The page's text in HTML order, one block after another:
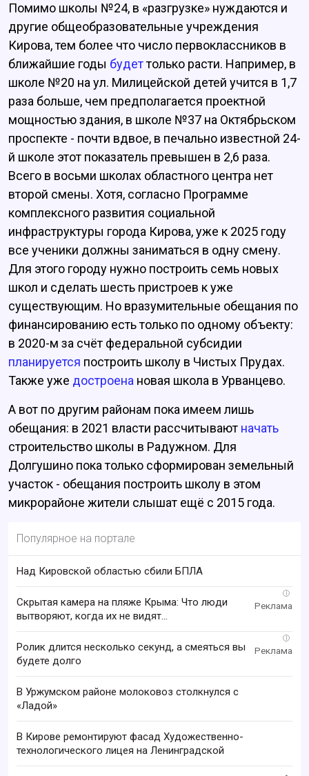
Помимо школы №24, в «разгрузке» нуждаются и
другие общеобразовательные учреждения
Кирова, тем более что число первоклассников в
ближайшие годы будеттолько расти. Например, в
школе №20 на ул. Милицейской детей учится в 1,7
раза больше, чем предполагается проектной
мощностью здания, в школе №37 на Октябрьском
проспекте - почти вдвое, в печально известной 24-
й школе этот показатель превышен в 2,6 раза.
Всего в восьми школах областного центра нет
второй смены. Хотя, согласно Программе
комплексного развития социальной
инфраструктуры города Кирова, уже к 2025 году
все ученики должны заниматься в одну смену.
Для этого городу нужно построить семь новых
школ и сделать шесть пристроев к уже
существующим. Но вразумительные обещания по
финансированию есть только по одному объекту:
в 2020-м за счёт федеральной субсидии
планируется построить школу в Чистых Прудах.
Также уже достроена новая школа в Урванцево.
А вот по другим районам пока имеем лишь
обещания: в 2021 власти рассчитывают начать
строительство школы в Радужном. Для
Долгушино пока только сформирован земельный
участок - обещания построить школу в этом
микрорайоне жители слышат ещё с 2015 года.
Популярное на портале
Над Кировской областью сбили БПЛА
i
Скрытая камера на пляже Крыма: Что люди
вытворяют, когда их не видят...
i
Ролик длится несколько секунд, а смеяться вы
будете долго
В Уржумском районе молоковоз столкнулся с
«Ладой»
В Кирове ремонтируют фасад Художественно-
технологического лицея на Ленинградской